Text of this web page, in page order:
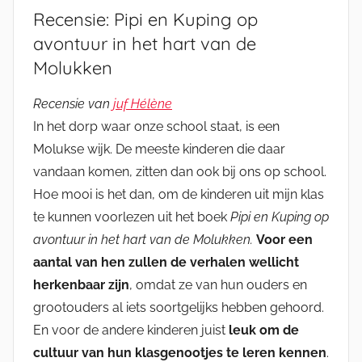
Recensie: Pipi en Kuping op
avontuur in het hart van de
Molukken
Recensie van juf Hélène
In het dorp waar onze school staat, is een
Molukse wijk. De meeste kinderen die daar
vandaan komen, zitten dan ook bij ons op school.
Hoe mooi is het dan, om de kinderen uit mijn klas
te kunnen voorlezen uit het boek Pipi en Kuping op
avontuur in het hart van de Molukken. Voor een
aantal van hen zullen de verhalen wellicht
herkenbaar zijn, omdat ze van hun ouders en
grootouders al iets soortgelijks hebben gehoord.
En voor de andere kinderen juist leuk om de
cultuur van hun klasgenootjes te leren kennen.